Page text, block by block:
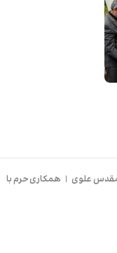
مقدس علوی | همکاری حرم با